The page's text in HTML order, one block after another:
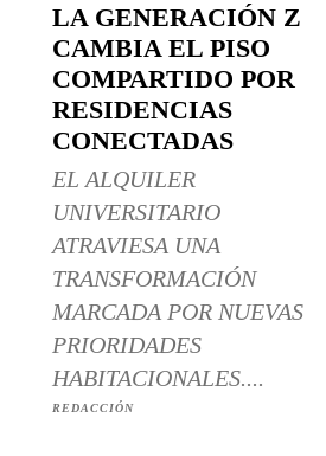
LA GENERACIÓN Z
CAMBIA EL PISO
COMPARTIDO POR
RESIDENCIAS
CONECTADAS
EL ALQUILER
UNIVERSITARIO
ATRAVIESA UNA
TRANSFORMACIÓN
MARCADA POR NUEVAS
PRIORIDADES
HABITACIONALES....
REDACCIÓN